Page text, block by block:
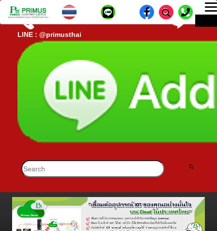
CALL CENTER : 02-693-7005 (40 คู่สาย)
lD-
LINE : @primusthai